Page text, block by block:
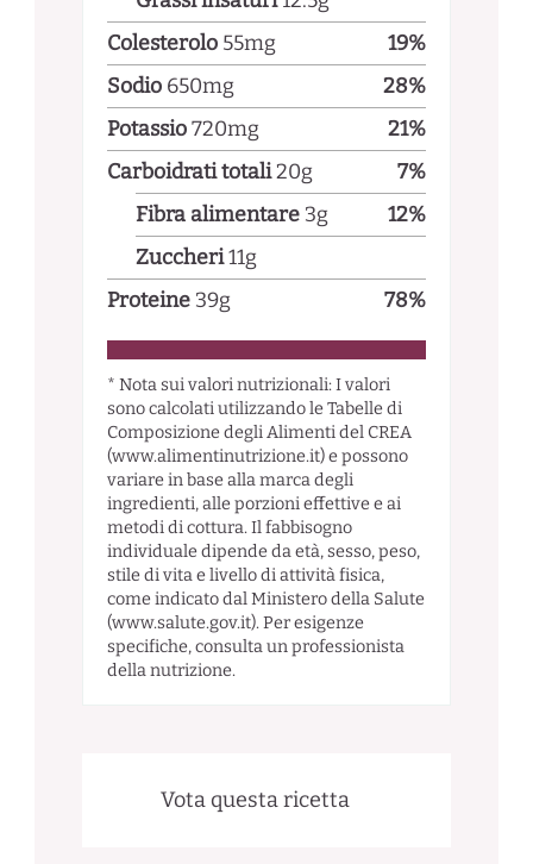
Colesterolo 55mg 19%
Sodio 650mg 28%
Potassio720mg 21%
Carboidrati totali20g 7%
Fibra alimentare 3g 12%
Zuccheri11g
Proteine 39g 78%
* Nota sui valori nutrizionali: I valori
sono calcolati utilizzando le Tabelle di
Composizione degli Alimenti del CREA
(www.alimentinutrizione.it) e possono
variare in base alla marca degli
ingredienti, alle porzioni effettive e ai
metodi di cottura. Il fabbisogno
individuale dipende da età, sesso, peso,
stile di vita e livello di attività fisica,
come indicato dal Ministero della Salute
(www.salute.gov.it). Per esigenze
specifiche, consulta un professionista
della nutrizione.
Vota questa ricetta